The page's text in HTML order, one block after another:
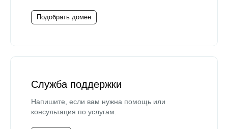
Подобрать домен
Служба поддержки
Напишите, если вам нужна помощь или
консультация по услугам.